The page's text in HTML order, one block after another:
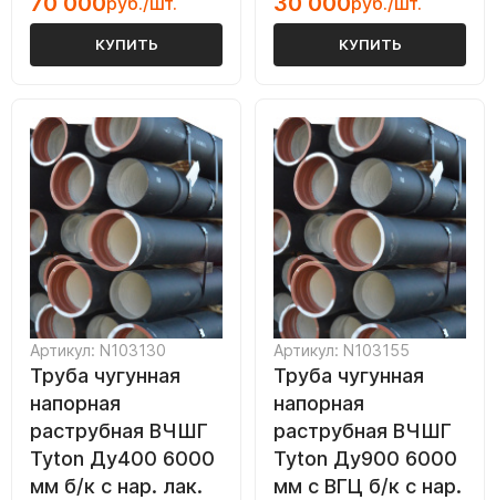
КУПИТЬ КУПИТЬ
Артикул: N103130
Труба чугунная
напорная
раструбная ВЧШГ
Tyton Ду400 6000
мм б/к с нар. лак.
Артикул: N103155
Труба чугунная
напорная
раструбная ВЧШГ
Tyton Ду900 6000
мм с ВГЦ б/к с нар.